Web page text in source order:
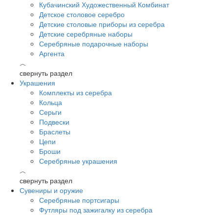
Кубачинский Художественный Комбинат
Детское столовое серебро
Детские столовые приборы из серебра
Детские серебряные наборы
Серебряные подарочные наборы
Аргента
︿
свернуть раздел
Украшения
Комплекты из серебра
Кольца
Серьги
Подвески
Браслеты
Цепи
Броши
Серебряные украшения
︿
свернуть раздел
Сувениры и оружие
Серебряные портсигары
Футляры под зажигалку из серебра